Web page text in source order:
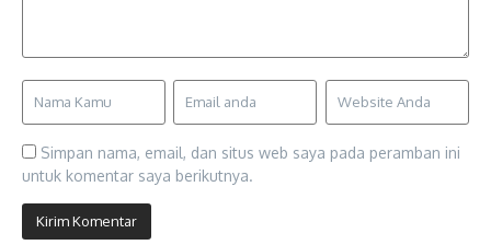
Simpan nama, email, dan situs web saya pada peramban ini
untuk komentar saya berikutnya.